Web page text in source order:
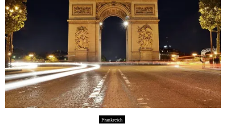
Frankreich